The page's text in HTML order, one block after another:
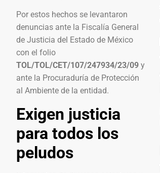
Por estos hechos se levantaron
denuncias ante la Fiscalía General
de Justicia del Estado de México
con el folio
TOL/TOL/CET/107/247934/23/09 y
ante la Procuraduría de Protección
al Ambiente de la entidad.
Exigen justicia
para todos los
peludos